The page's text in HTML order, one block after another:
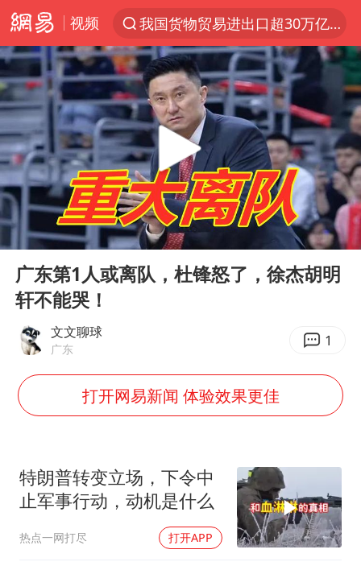
视频
我国货物贸易进出口超30万亿元
上半年我国机械工业经济运行稳中有进
河南撤回“领导带薪错峰休假”通知
泰国枪击案凶手先杀祖父母后行凶
台风“白海豚”体型变大！环流面积接近13个浙江那么大
泰国校园枪击案死亡人数升至7人
东航新规：提前14天可免费退改签
国防部：坚决反制任何闹海挑衅图谋
改名后的“青海拉面”店
全球百万人“花钱干农活”
DeepSeek投资宇树科技意味什么
Play
00:00 03:11
广东第1人或离队，杜锋怒了，徐杰胡明
轩不能哭！
文文聊球
广东 1
打开网易新闻 体验效果更佳
特朗普转变立场，下令中
止军事行动，动机是什么
热点一网打尽 打开APP